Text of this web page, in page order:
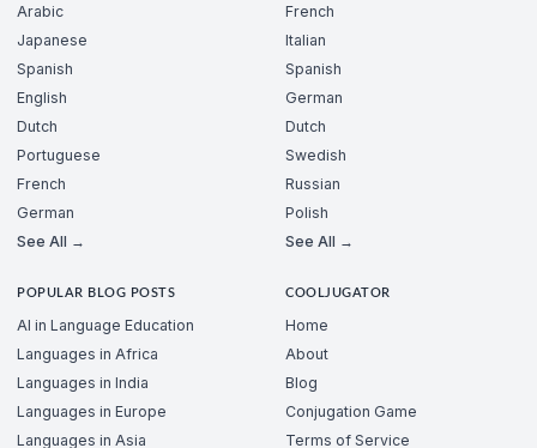
Arabic
Japanese
Spanish
English
Dutch
Portuguese
French
German
See All →
French
Italian
Spanish
German
Dutch
Swedish
Russian
Polish
See All →
POPULAR BLOG POSTS
AI in Language Education
Languages in Africa
Languages in India
Languages in Europe
Languages in Asia
COOLJUGATOR
Home
About
Blog
Conjugation Game
Terms of Service